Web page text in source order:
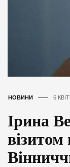
НОВИНИ 6
Ірина
візитом